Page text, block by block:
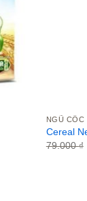
NGŨ CỐC
Cereal
79.000₫